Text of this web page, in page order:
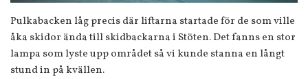
Pulkabacken låg precis där liftarna startade för de som ville
åka skidor ända till skidbackarna i Stöten. Det fanns en stor
lampa som lyste upp området så vi kunde stanna en långt
stund in på kvällen.